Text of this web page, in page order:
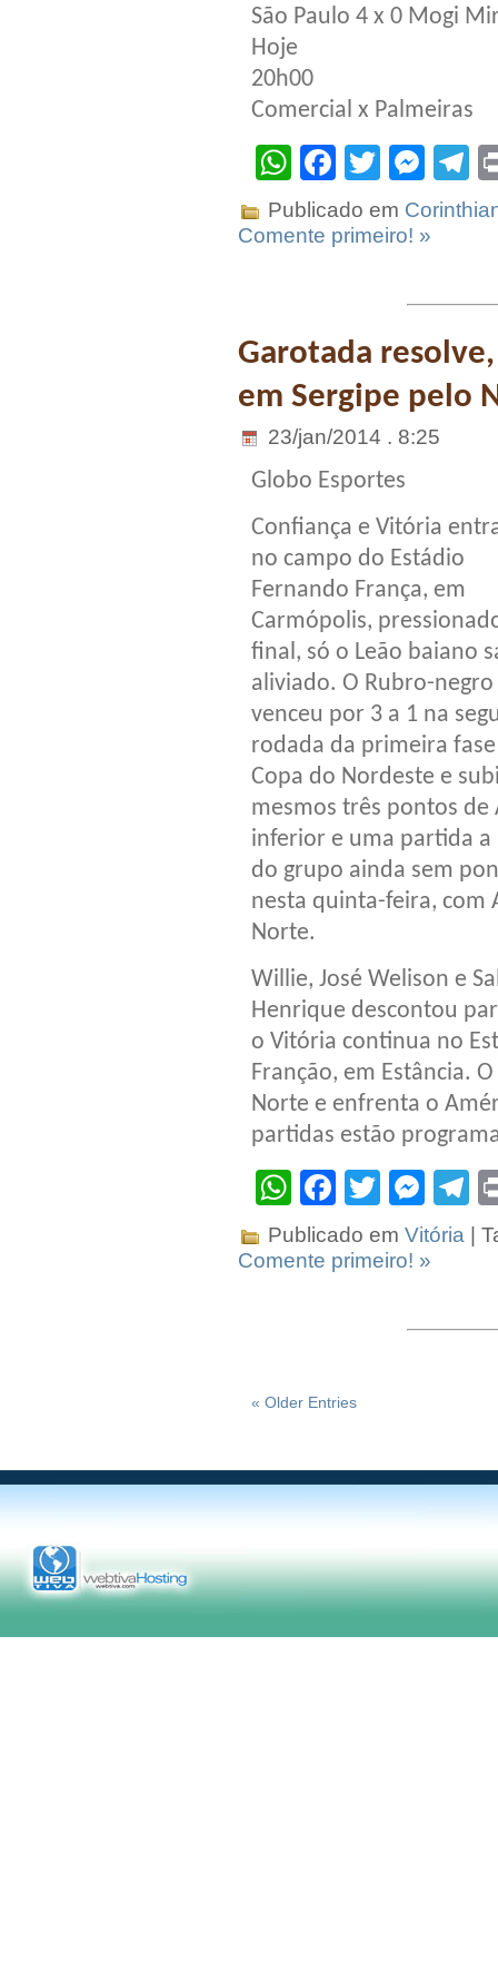
São Paulo 4 x 0 Mogi
Hoje
20h00
Comercial x Palmeiras
WhatsApp
Facebook
Twitter
Publicado em
Comente primeiro! »
Garotada
em Sergipe pelo
23/jan/2014 . 8:25
Globo Esportes
Confiança e Vitória
no campo do Estádio
Fernando França, em
Carmópolis,
final, só o Leão baiano
aliviado. O Rubro-negro
venceu por 3 a 1 na
rodada da primeira
Copa do Nordeste e
mesmos três pontos de
inferior e uma partida a
do grupo ainda sem
nesta quinta-feira, com
Norte.
Willie, José Welison e
Henrique descontou
o Vitória continua no
Franção, em Estância.
Norte e enfrenta o
partidas estão
WhatsApp
Facebook
Twitter
Publicado em Vitória |
Comente primeiro! »
« Older Entries